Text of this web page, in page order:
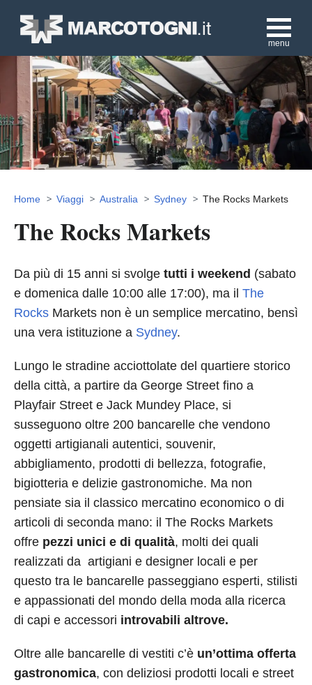
menu
Home Viaggi Australia Sydney The Rocks Markets
The Rocks Markets
Da più di 15 anni si svolge tutti i weekend (sabato
e domenica dalle 10:00 alle 17:00), ma il The
Rocks Markets non è un semplice mercatino, bensì
una vera istituzione a Sydney.
Lungo le stradine acciottolate del quartiere storico
della città, a partire da George Street fino a
Playfair Street e Jack Mundey Place, si
susseguono oltre 200 bancarelle che vendono
oggetti artigianali autentici, souvenir,
abbigliamento, prodotti di bellezza, fotografie,
bigiotteria e delizie gastronomiche. Ma non
pensiate sia il classico mercatino economico o di
articoli di seconda mano: il The Rocks Markets
offre pezzi unici e di qualità, molti dei quali
realizzati da artigiani e designer locali e per
questo tra le bancarelle passeggiano esperti, stilisti
e appassionati del mondo della moda alla ricerca
di capi e accessori introvabili altrove.
Oltre alle bancarelle di vestiti c’è un’ottima offerta
gastronomica, con deliziosi prodotti locali e street